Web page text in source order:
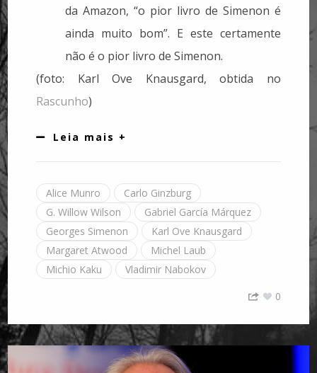
da Amazon, “o pior livro de Simenon é
ainda muito bom”. E este certamente
não é o pior livro de Simenon.
(foto: Karl Ove Knausgard, obtida no
Rascunho)
Leia mais +
Alice Munro
Carlo Ginzburg
G. Willow Wilson
Gabriel García Márquez
Georges Simenon
Karl Ove Knausgard
Margaret Atwood
Michel Laub
Michio Kaku
Vladimir Nabokov
0